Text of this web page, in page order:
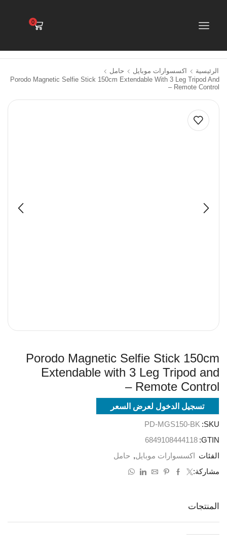
0
الرئيسية اكسسوارات موبايل
حامل
Porodo Magnetic Selfie Stick 150cm Extendable With 3 Leg Tripod And
Remote Control –
Porodo Magnetic Selfie Stick 150cm
Extendable with 3 Leg Tripod and
Remote Control –
تسجيل الدخول لعرض السعر
SKU:
PD-MGS150-BK
GTIN:
6849108444118
الفئات
اكسسوارات موبايل, حامل
مشاركة:
المنتجات